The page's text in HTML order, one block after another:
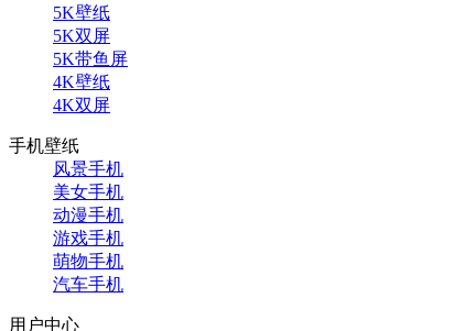
5K壁纸
5K双屏
5K带鱼屏
4K壁纸
4K双屏
手机壁纸
风景手机
美女手机
动漫手机
游戏手机
萌物手机
汽车手机
用户中心